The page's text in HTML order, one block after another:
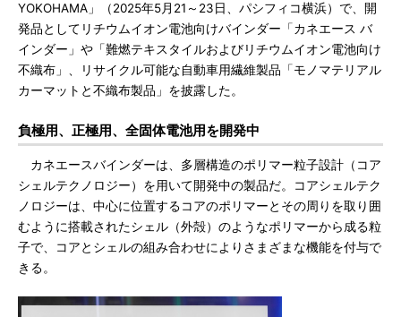
YOKOHAMA」（2025年5月21～23日、パシフィコ横浜）で、開
発品としてリチウムイオン電池向けバインダー「カネエース バ
インダー」や「難燃テキスタイルおよびリチウムイオン電池向け
不織布」、リサイクル可能な自動車用繊維製品「モノマテリアル
カーマットと不織布製品」を披露した。
負極用、正極用、全固体電池用を開発中
カネエースバインダーは、多層構造のポリマー粒子設計（コア
シェルテクノロジー）を用いて開発中の製品だ。コアシェルテク
ノロジーは、中心に位置するコアのポリマーとその周りを取り囲
むように搭載されたシェル（外殻）のようなポリマーから成る粒
子で、コアとシェルの組み合わせによりさまざまな機能を付与で
きる。